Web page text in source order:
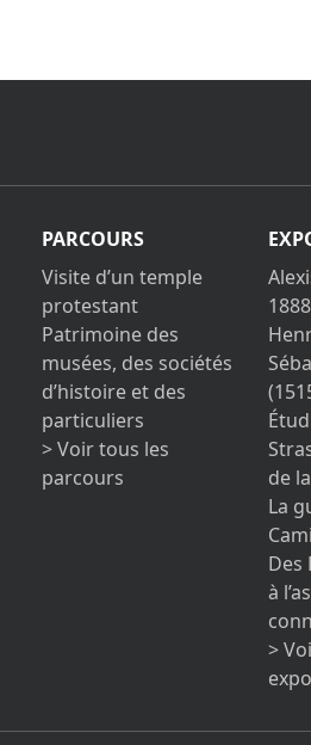
PARCOURS
Visite d’un temple
protestant
Patrimoine des
musées, des sociétés
d’histoire et des
particuliers
> Voir tous les
parcours
de
La
Des
à
>